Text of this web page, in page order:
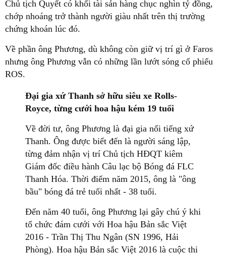
Chủ tịch Quyết có khối tài sản hàng chục nghìn tỷ đồng,
chớp nhoáng trở thành người giàu nhất trên thị trường
chứng khoán lúc đó.
Về phần ông Phương, dù không còn giữ vị trí gì ở Faros
nhưng ông Phương vẫn có những lần lướt sóng cổ phiếu
ROS.
Đại gia xứ Thanh sở hữu siêu xe Rolls-
Royce, từng cưới hoa hậu kém 19 tuổi
Về đời tư, ông Phương là đại gia nổi tiếng xứ
Thanh. Ông được biết đến là người sáng lập,
từng đảm nhận vị trí Chủ tịch HĐQT kiêm
Giám đốc điều hành Câu lạc bộ Bóng đá FLC
Thanh Hóa. Thời điểm năm 2015, ông là "ông
bầu" bóng đá trẻ tuổi nhất - 38 tuổi.
Đến năm 40 tuổi, ông Phương lại gây chú ý khi
tổ chức đám cưới với Hoa hậu Bản sắc Việt
2016 - Trần Thị Thu Ngân (SN 1996, Hải
Phòng). Hoa hậu Bản sắc Việt 2016 là cuộc thi